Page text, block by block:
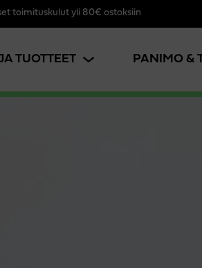
toimituskulut yli 80€ ostoksiin
TUOTTEET PANIMO &